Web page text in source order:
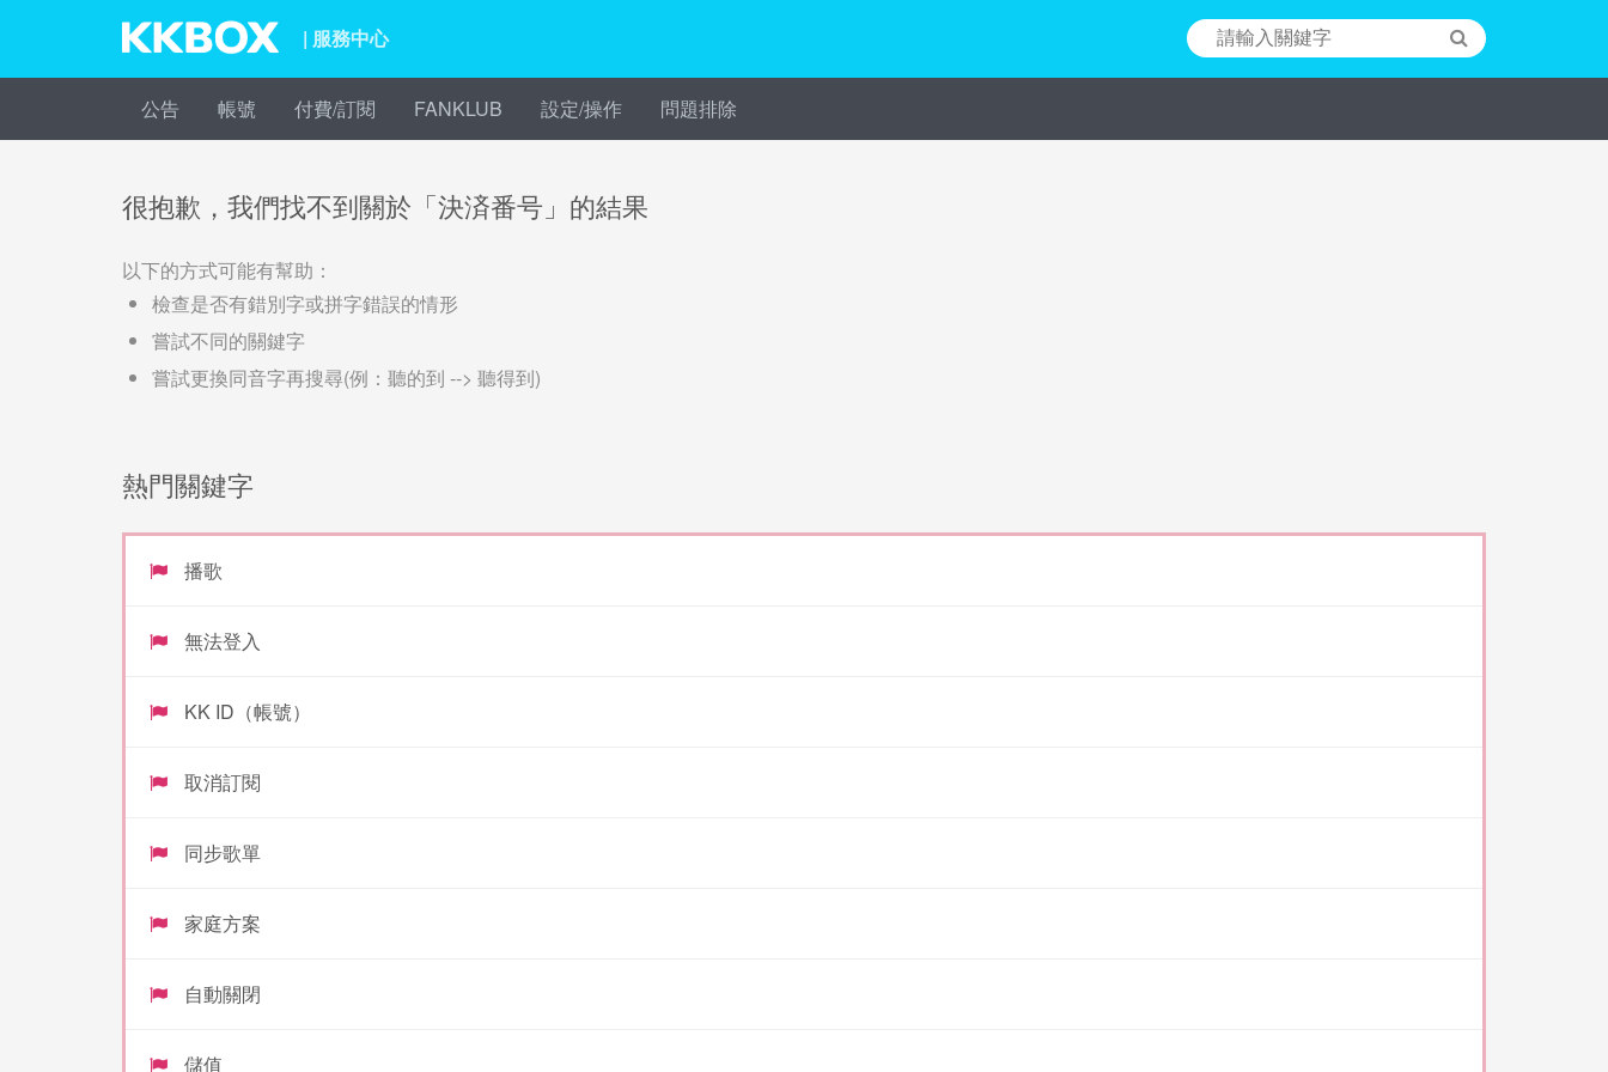
| 服務中心
公告 帳號 付費/訂閱 FANKLUB 設定/操作 問題排除
很抱歉，我們找不到關於「決済番号」的結果
以下的方式可能有幫助：
檢查是否有錯別字或拼字錯誤的情形
嘗試不同的關鍵字
嘗試更換同音字再搜尋(例：聽的到 --> 聽得到)
熱門關鍵字
播歌
無法登入
KK ID（帳號）
取消訂閱
同步歌單
家庭方案
自動關閉
儲值